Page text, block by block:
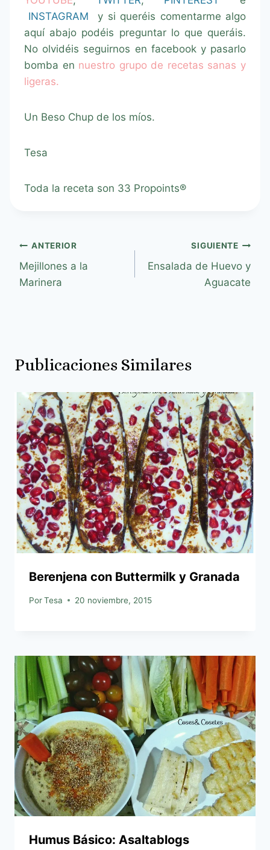
INSTAGRAM y si queréis comentarme algo
aquí abajo podéis preguntar lo que queráis.
No olvidéis seguirnos en facebook y pasarlo
bomba en nuestro grupo de recetas sanas y
ligeras.
Un Beso Chup de los míos.
Tesa
Toda la receta son 33 Propoints®
ANTERIOR
Mejillones a la
Marinera
SIGUIENTE
Ensalada de Huevo y
Aguacate
Publicaciones Similares
Berenjena con Buttermilk y Granada
PorTesa 20 noviembre, 2015
Humus Básico: Asaltablogs